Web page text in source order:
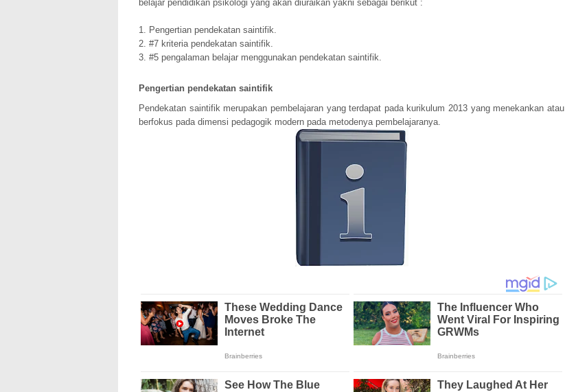
belajar pendidikan psikologi yang akan diuraikan yakni sebagai berikut :
1. Pengertian pendekatan saintifik.
2. #7 kriteria pendekatan saintifik.
3. #5 pengalaman belajar menggunakan pendekatan saintifik.
Pengertian pendekatan saintifik
Pendekatan saintifik merupakan pembelajaran yang terdapat pada kurikulum 2013 yang menekankan atau
berfokus pada dimensi pedagogik modern pada metodenya pembelajaranya.